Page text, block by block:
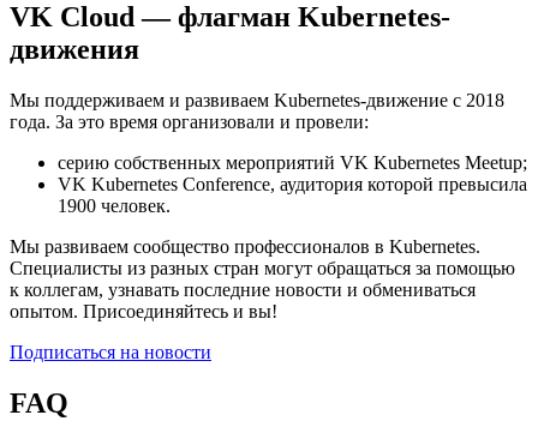
VK Cloud — флагман Kubernetes-
движения
Мы поддерживаем и развиваем Kubernetes-движение с 2018
года. За это время организовали и провели:
серию собственных мероприятий VK Kubernetes Meetup;
VK Kubernetes Conference, аудитория которой превысила
1900 человек.
Мы развиваем сообщество профессионалов в Kubernetes.
Специалисты из разных стран могут обращаться за помощью
к коллегам, узнавать последние новости и обмениваться
опытом. Присоединяйтесь и вы!
Подписаться на новости
FAQ